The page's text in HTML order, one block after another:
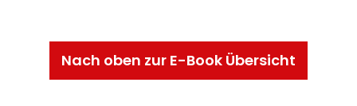
Nach oben zur E-Book Übersicht